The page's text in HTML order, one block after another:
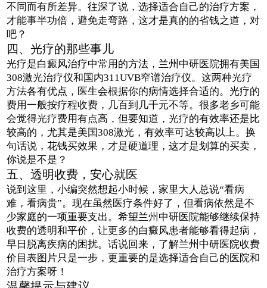
不同而有所差异。往深了说，选择适合自己的治疗方案，
才能事半功倍，避免走弯路，这才是真的的省钱之道，对
吧？
四、光疗的那些事儿
光疗是白癜风治疗中常用的方法，兰州中研医院拥有美国
308激光治疗仪和国内311UVB窄谱治疗仪。这两种光疗
方法各有优点，医生会根据你的病情选择合适的。光疗的
费用一般按疗程收费，几百到几千元不等。很多老乡可能
会觉得光疗费用有点高，但要知道，光疗的有效率还是比
较高的，尤其是美国308激光，有效率可达较高以上。换
句话说，花钱买效果，才是硬道理，这才是划算的买卖，
你说是不是？
五、透明收费，安心就医
说到这里，小编突然想起小时候，家里大人总说“看病
难，看病贵”。现在虽然医疗条件好了，但看病依然是不
少家庭的一项重要支出。希望兰州中研医院能够继续保持
收费的透明和平价，让更多的白癜风患者能够看得起病，
早日脱离疾病的困扰。话说回来，了解兰州中研医院收费
价目表图片只是一步，更重要的是选择适合自己的医院和
治疗方案呀！